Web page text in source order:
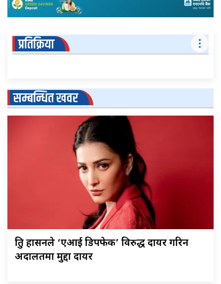
प्रतिक्रिया
सम्बन्धित खवर
श्रुति हासनले ‘एआई डिपफेक’ विरुद्ध दायर गरिन
अदालतमा मुद्दा दायर